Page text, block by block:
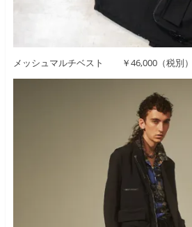
メッシュマルチベスト ￥46,000（税別）